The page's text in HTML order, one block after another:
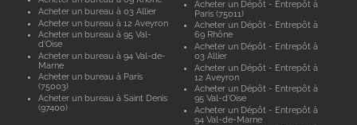
Acheter un bureau à 03 Allier
Acheter un bureau à 12 Aveyron
Acheter un bureau à 95 Val-
d'Oise
Acheter un bureau à 94 Val-de-
Marne
Acheter un bureau à Paris
(75003)
Acheter un bureau à Saint Denis
(97400)
Acheter un Dépôt - Entrepôt à
Paris (75011)
Acheter un Dépôt - Entrepôt à
69 Rhône
Acheter un Dépôt - Entrepôt à
03 Allier
Acheter un Dépôt - Entrepôt à
12 Aveyron
Acheter un Dépôt - Entrepôt à
95 Val-d'Oise
Acheter un Dépôt - Entrepôt à
94 Val-de-Marne